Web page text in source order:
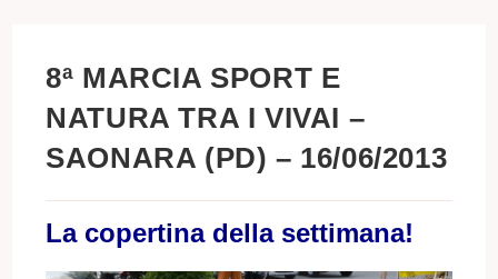
8ª MARCIA SPORT E
NATURA TRA I VIVAI –
SAONARA (PD) – 16/06/2013
La copertina della settimana!